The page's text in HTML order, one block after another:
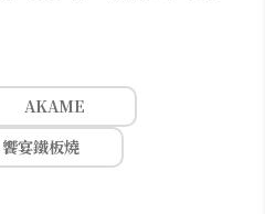
AKAME
饗宴鐵板燒